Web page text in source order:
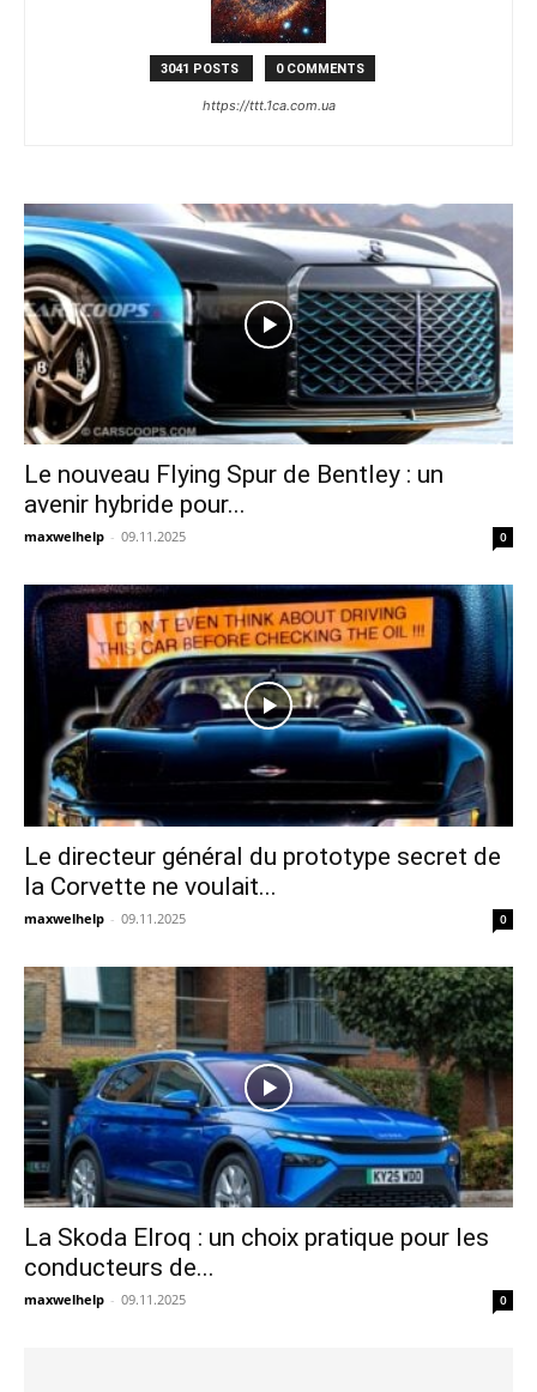
3041 POSTS 0 COMMENTS
https://ttt.1ca.com.ua
Le nouveau Flying Spur de Bentley : un
avenir hybride pour...
maxwelhelp - 09.11.2025 0
Le directeur général du prototype secret de
la Corvette ne voulait...
maxwelhelp - 09.11.2025 0
La Skoda Elroq : un choix pratique pour les
conducteurs de...
maxwelhelp - 09.11.2025 0